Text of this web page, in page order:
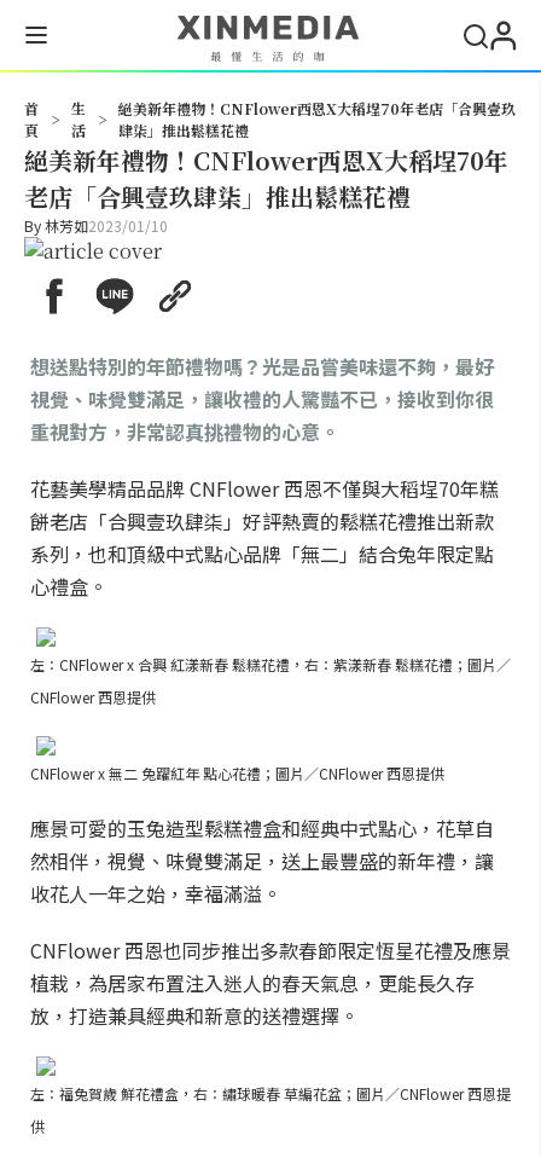
首
頁
>
生
活
>
絕美新年禮物！CNFlower西恩X大稻埕70年老店「合興壹玖
肆柒」推出鬆糕花禮
絕美新年禮物！CNFlower西恩X大稻埕70年
老店「合興壹玖肆柒」推出鬆糕花禮
By林芳如2023/01/10
想送點特別的年節禮物嗎？光是品嘗美味還不夠，最好
視覺、味覺雙滿足，讓收禮的人驚豔不已，接收到你很
重視對方，非常認真挑禮物的心意。
花藝美學精品品牌 CNFlower 西恩不僅與大稻埕70年糕
餅老店「合興壹玖肆柒」好評熱賣的鬆糕花禮推出新款
系列，也和頂級中式點心品牌「無二」結合兔年限定點
心禮盒。
左：CNFlower x 合興 紅漾新春 鬆糕花禮，右：紫漾新春 鬆糕花禮；圖片／
CNFlower 西恩提供
CNFlower x 無二 兔躍紅年 點心花禮；圖片／CNFlower 西恩提供
應景可愛的玉兔造型鬆糕禮盒和經典中式點心，花草自
然相伴，視覺、味覺雙滿足，送上最豐盛的新年禮，讓
收花人一年之始，幸福滿溢。
CNFlower 西恩也同步推出多款春節限定恆星花禮及應景
植栽，為居家布置注入迷人的春天氣息，更能長久存
放，打造兼具經典和新意的送禮選擇。
左：福兔賀歲 鮮花禮盒，右：繡球暖春 草編花盆；圖片／CNFlower 西恩提
供